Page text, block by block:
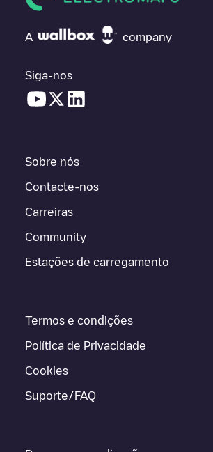
A company
Siga-nos
Sobre nós
Contacte-nos
Carreiras
Community
Estações de carregamento
Termos e condições
Política de Privacidade
Cookies
Suporte/FAQ